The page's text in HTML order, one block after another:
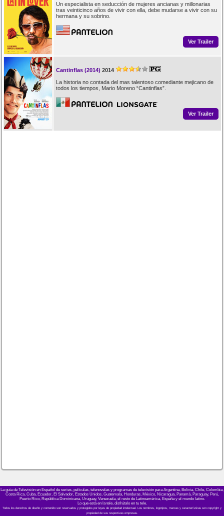
Un especialista en seducción de mujeres ancianas y millonarias
tras veinticinco años de vivir con ella, debe mudarse a vivir con su
hermana y su sobrino.
Ver Trailer
Cantinflas (2014) 2014
La historia no contada del mas talentoso comediante mejicano de
todos los tiempos, Mario Moreno “Cantinflas”.
Ver Trailer
La guía de Televisión en Español de series, películas, telenovelas y programas de televisión para Argentina, Bolivia, Chile, Colombia,
Costa Rica, Cuba, Ecuador, El Salvador, Estados Unidos, Guatemala, Honduras, México, Nicaragua, Panamá, Paraguay, Perú,
Puerto Rico, República Dominicana, Uruguay, Venezuela, el resto de Latinoamérica, España y el mundo latino.
Lo que está en la tele, disfrútalo en tu tele.